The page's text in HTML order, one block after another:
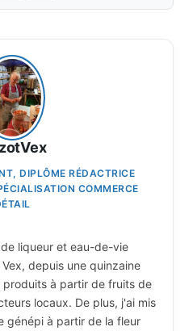
DIPLÔME RÉDACTRICE
COMMERCE
liqueur et eau-de-vie
depuis une quinzaine
produits à partir de fruits de
locaux. De plus, j'ai mis
génépi à partir de la fleur